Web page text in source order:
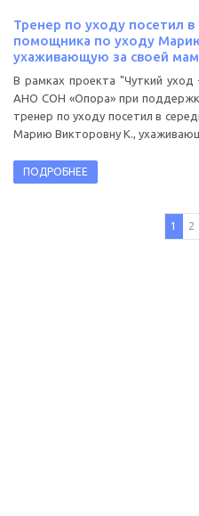
Тренер по уходу посетил
помощника по уходу
ухаживающую за своей
В рамках проекта "Чуткий
АНО СОН «Опора» при
тренер по уходу посетил в
Марию Викторовну К.,
ПОДРОБНЕЕ
1 2